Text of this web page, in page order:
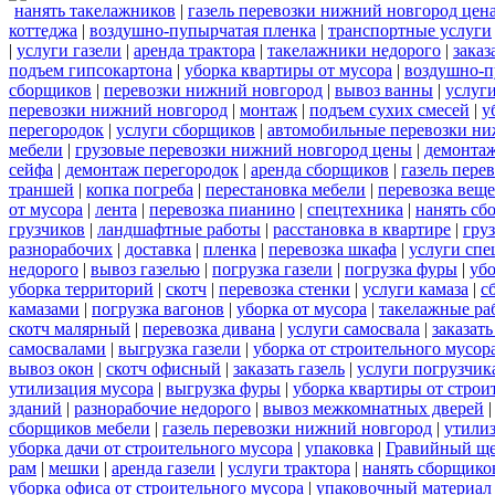
нанять такелажников | газель перевозки нижний новгород
коттеджа | воздушно-пупырчатая пленка | транспортные услуги
| услуги газели | аренда трактора | такелажники недорого |
подъем гипсокартона | уборка квартиры от мусора | воздушно-
сборщиков | перевозки нижний новгород | вывоз ванны |
перевозки нижний новгород | монтаж | подъем сухих смесей |
перегородок | услуги сборщиков | автомобильные перевозки
мебели | грузовые перевозки нижний новгород цены |
сейфа | демонтаж перегородок | аренда сборщиков | газель
траншей | копка погреба | перестановка мебели | перевозка
от мусора | лента | перевозка пианино | спецтехника | нанять
грузчиков | ландшафтные работы | расстановка в квартире |
разнорабочих | доставка | пленка | перевозка шкафа | услуги
недорого | вывоз газелью | погрузка газели | погрузка фуры |
уборка территорий | скотч | перевозка стенки | услуги камаза |
камазами | погрузка вагонов | уборка от мусора | такелажные
скотч малярный | перевозка дивана | услуги самосвала |
самосвалами | выгрузка газели | уборка от строительного
вывоз окон | скотч офисный | заказать газель | услуги
утилизация мусора | выгрузка фуры | уборка квартиры от
зданий | разнорабочие недорого | вывоз межкомнатных дверей |
сборщиков мебели | газель перевозки нижний новгород |
уборка дачи от строительного мусора | упаковка | Гравийный
рам | мешки | аренда газели | услуги трактора | нанять
уборка офиса от строительного мусора | упаковочный материал